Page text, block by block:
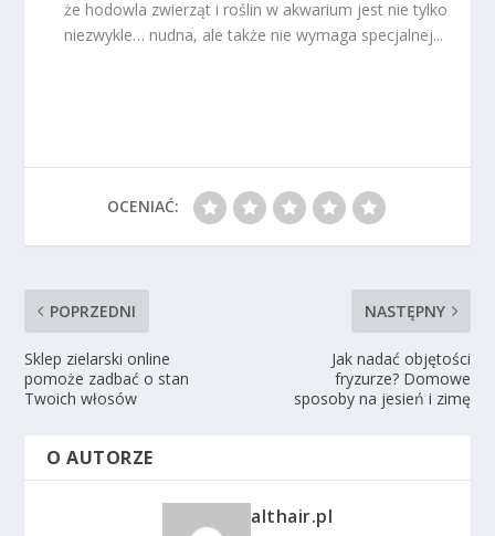
że hodowla zwierząt i roślin w akwarium jest nie tylko
niezwykle… nudna, ale także nie wymaga specjalnej...
OCENIAĆ:
POPRZEDNI
Sklep zielarski online
pomoże zadbać o stan
Twoich włosów
NASTĘPNY
Jak nadać objętości
fryzurze? Domowe
sposoby na jesień i zimę
O AUTORZE
althair.pl